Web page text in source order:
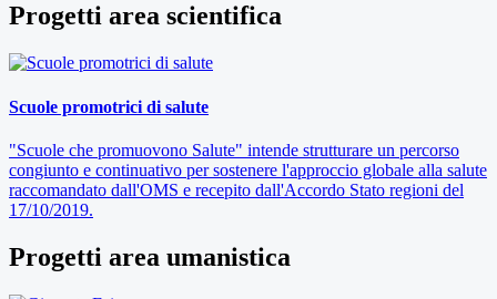
Progetti area scientifica
Scuole promotrici di salute
"Scuole che promuovono Salute" intende strutturare un percorso
congiunto e continuativo per sostenere l'approccio globale alla salute
raccomandato dall'OMS e recepito dall'Accordo Stato regioni del
17/10/2019.
Progetti area umanistica